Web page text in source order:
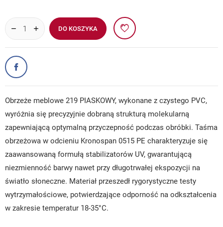
DO KOSZYKA
Obrzeże meblowe 219 PIASKOWY, wykonane z czystego PVC,
wyróżnia się precyzyjnie dobraną strukturą molekularną
zapewniającą optymalną przyczepność podczas obróbki. Taśma
obrzeżowa w odcieniu Kronospan 0515 PE charakteryzuje się
zaawansowaną formułą stabilizatorów UV, gwarantującą
niezmienność barwy nawet przy długotrwałej ekspozycji na
światło słoneczne. Materiał przeszedł rygorystyczne testy
wytrzymałościowe, potwierdzające odporność na odkształcenia
w zakresie temperatur 18-35°C.